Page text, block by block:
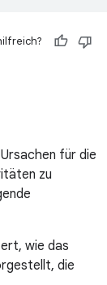
für die
zu
wie das
die